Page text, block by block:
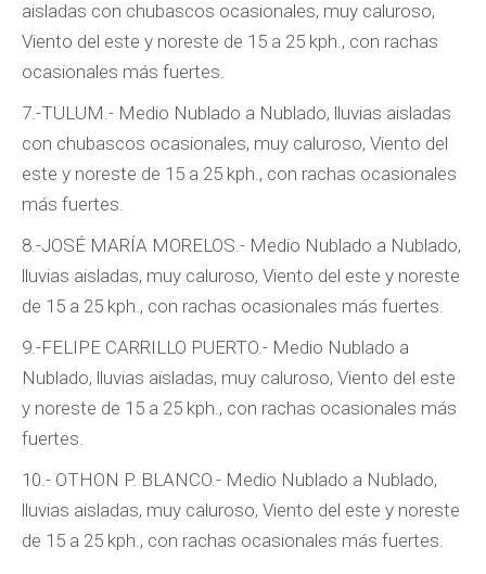
aisladas con chubascos ocasionales, muy caluroso,
Viento del este y noreste de 15 a 25 kph., con rachas
ocasionales más fuertes.
7.-TULUM.- Medio Nublado a Nublado, lluvias aisladas
con chubascos ocasionales, muy caluroso, Viento del
este y noreste de 15 a 25 kph., con rachas ocasionales
más fuertes.
8.-JOSÉ MARÍA MORELOS.- Medio Nublado a Nublado,
lluvias aisladas, muy caluroso, Viento del este y noreste
de 15 a 25 kph., con rachas ocasionales más fuertes.
9.-FELIPE CARRILLO PUERTO.- Medio Nublado a
Nublado, lluvias aisladas, muy caluroso, Viento del este
y noreste de 15 a 25 kph., con rachas ocasionales más
fuertes.
10.- OTHON P. BLANCO.- Medio Nublado a Nublado,
lluvias aisladas, muy caluroso, Viento del este y noreste
de 15 a 25 kph., con rachas ocasionales más fuertes.